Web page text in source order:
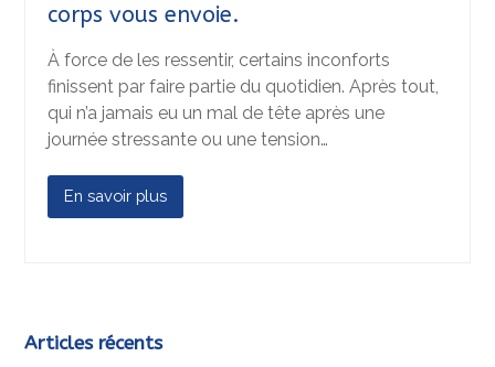
corps vous envoie.
À force de les ressentir, certains inconforts
finissent par faire partie du quotidien. Après tout,
qui n’a jamais eu un mal de tête après une
journée stressante ou une tension…
En savoir plus
Articles récents